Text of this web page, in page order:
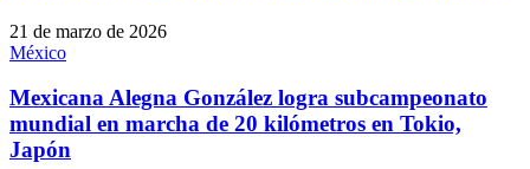
21 de marzo de 2026
México
Mexicana Alegna González logra subcampeonato
mundial en marcha de 20 kilómetros en Tokio,
Japón